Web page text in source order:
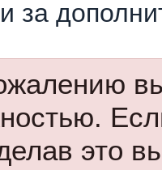
за
это